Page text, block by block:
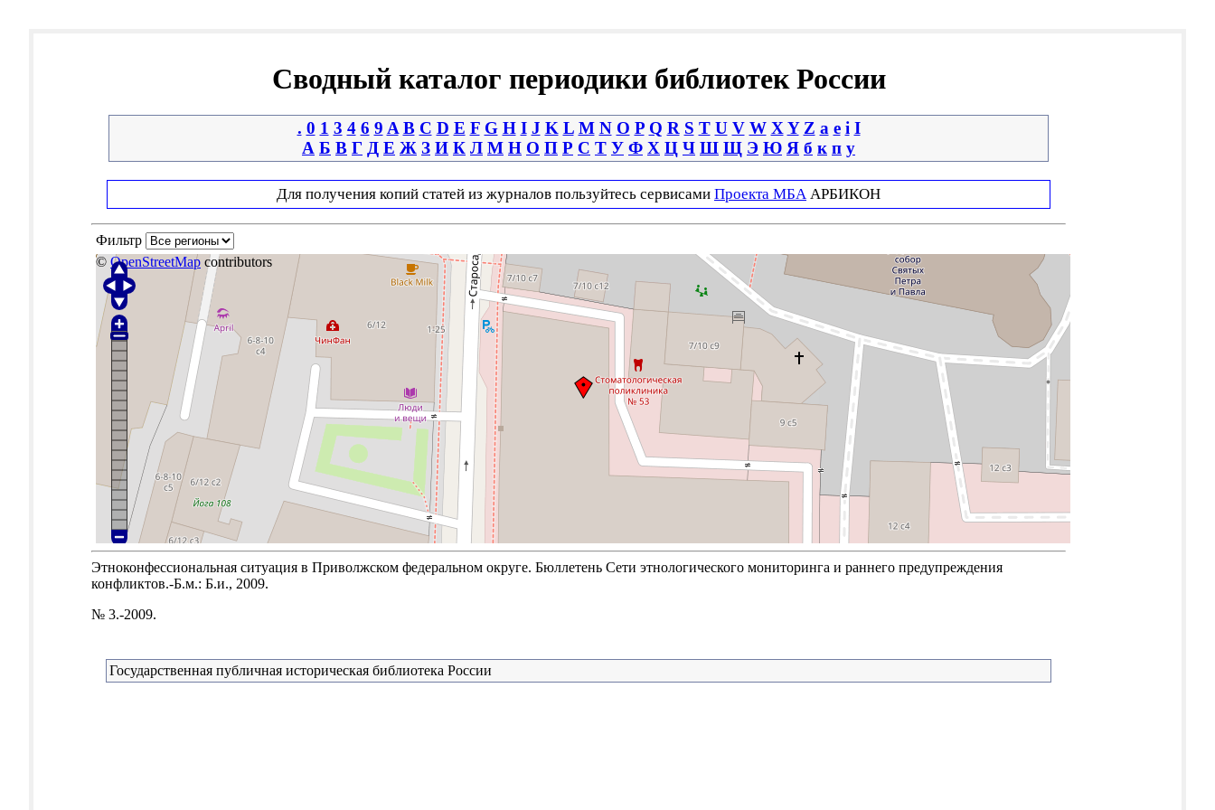
Сводный каталог периодики библиотек России
. 0 1 3 4 6 9 A B C D E F G H I J K L M N O P Q R S T U V W X Y Z a e i І
А Б В Г Д Е Ж З И К Л М Н О П Р С Т У Ф Х Ц Ч Ш Щ Э Ю Я б к п у
Для получения копий статей из журналов пользуйтесь сервисами Проекта МБА АРБИКОН
Фильтр
© OpenStreetMap contributors
Этноконфессиональная ситуация в Приволжском федеральном округе. Бюллетень Сети этнологического мониторинга и раннего предупреждения
конфликтов.-Б.м.: Б.и., 2009.
№ 3.-2009.
Государственная публичная историческая библиотека России